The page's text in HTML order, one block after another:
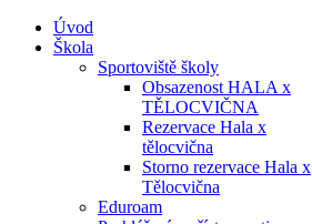
Úvod
Škola
Sportoviště školy
Obsazenost HALA x
TĚLOCVIČNA
Rezervace Hala x
tělocvična
Storno rezervace Hala x
Tělocvična
Eduroam